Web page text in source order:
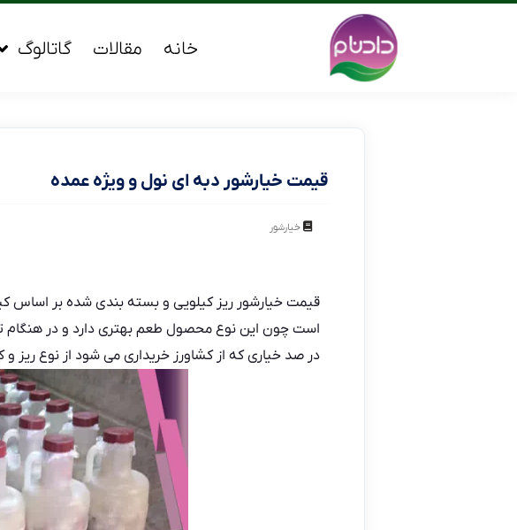
خانه مقالات گاتالوگ
قیمت خیارشور دبه ای نول و ویژه عمده
خیارشور
قیمت خیارشور ریز کیلویی و بسته بندی شده بر اساس
در صد خیاری که از کشاورز خریداری می شود از نوع ریز